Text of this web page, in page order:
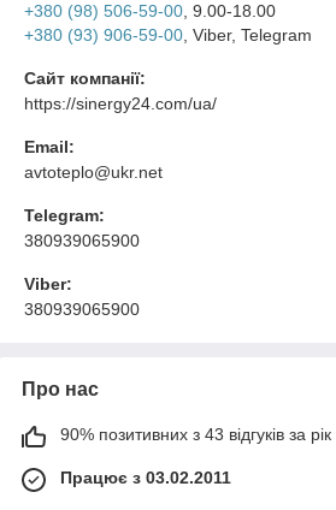
+380 (98) 506-59-00 , 9.00-18.00
+380 (93) 906-59-00 , Viber, Telegram
Сайт компанії:
https://sinergy24.com/ua/
Email:
avtoteplo@ukr.net
Telegram:
380939065900
Viber:
380939065900
Про нас
90% позитивних з 43 відгуків за рік
Працює з 03.02.2011